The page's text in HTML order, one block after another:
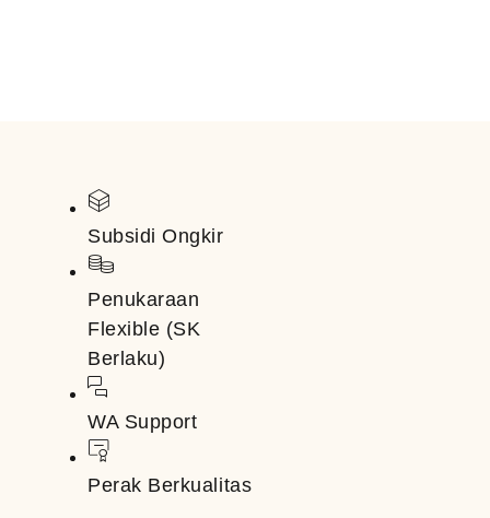
Subsidi Ongkir
Penukaraan
Flexible (SK
Berlaku)
WA Support
Perak Berkualitas